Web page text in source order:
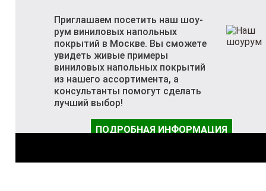
Приглашаем посетить наш шоу-
рум виниловых напольных
покрытий в Москве. Вы сможете
увидеть живые примеры
виниловых напольных покрытий
из нашего ассортимента, а
консультанты помогут сделать
лучший выбор!
ПОДРОБНАЯ ИНФОРМАЦИЯ